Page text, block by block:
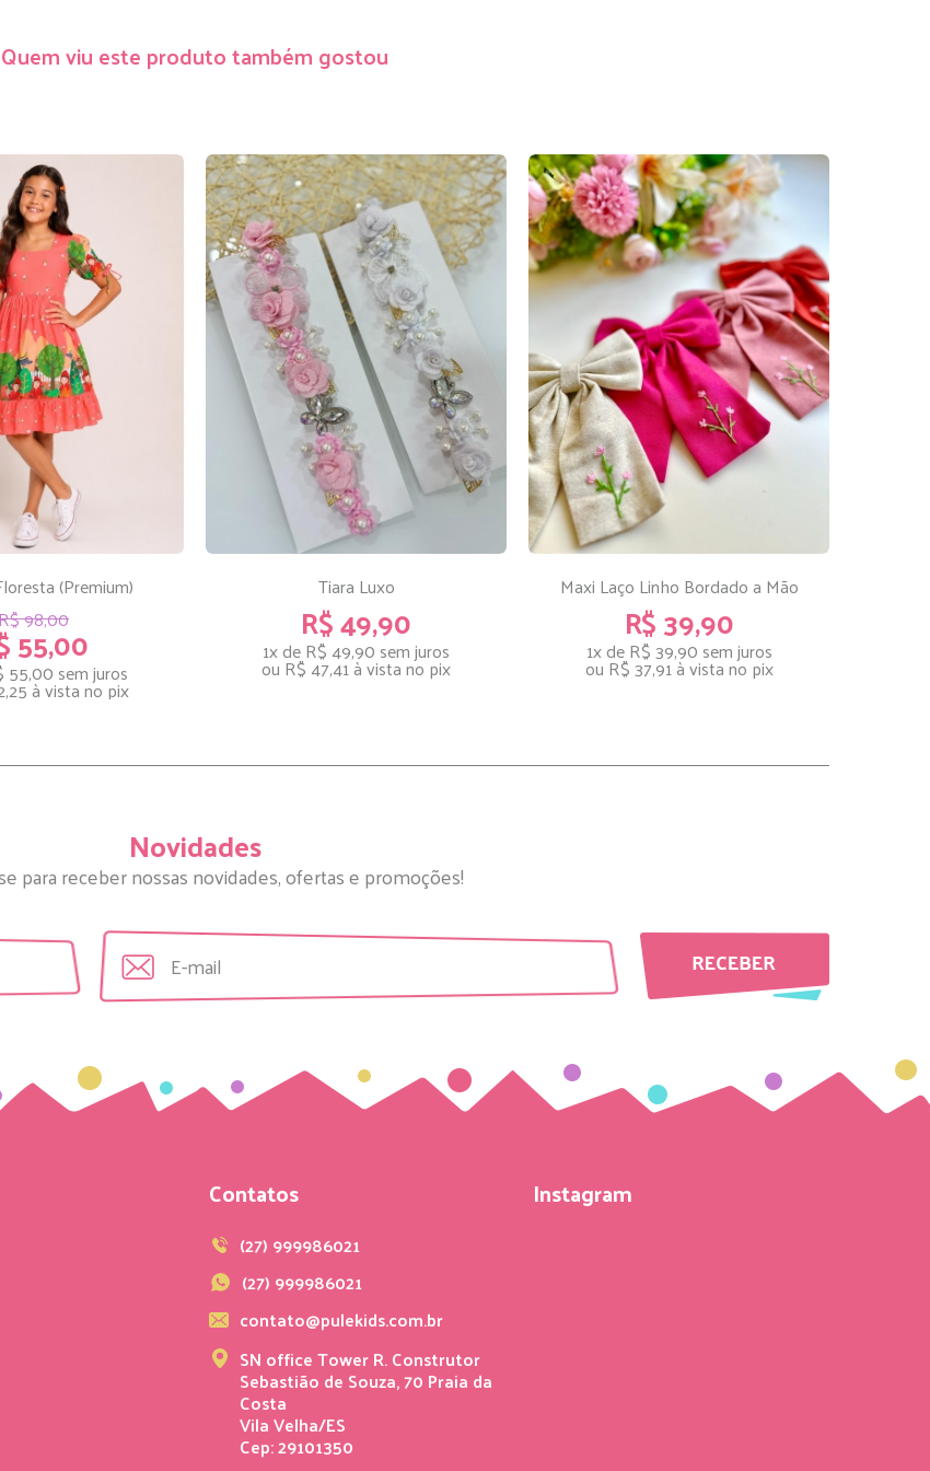
Quem viu este produto também gostou
(Premium)
98,00
55,00
55,00 sem juros
à vista no pix
Tiara Luxo
R$ 49,90
1x de R$ 49,90 sem juros
ouR$ 47,41à vista no pix
Maxi Laço Linho Bordado a Mão
R$ 39,90
1x de R$ 39,90 sem juros
ouR$ 37,91à vista no pix
Novidades
para receber nossas novidades, ofertas e promoções!
Contatos
(27) 999986021
(27) 999986021
contato@pulekids.com.br
SN office Tower R. Construtor
Sebastião de Souza, 70 Praia da
Costa
Vila Velha/ES
Cep: 29101350
Instagram